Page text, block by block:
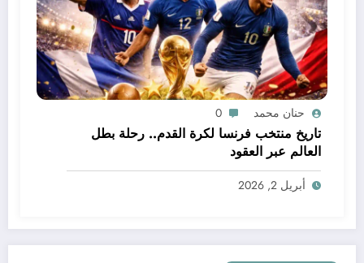
حنان محمد 0
تاريخ منتخب فرنسا لكرة القدم.. رحلة بطل
العالم عبر العقود
أبريل 2, 2026